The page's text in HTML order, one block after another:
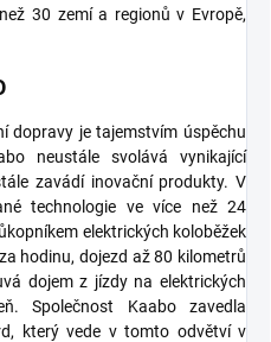
30 zemí a regionů v Evropě,
dopravy je tajemstvím úspěchu
neustále svolává vynikající
zavádí inovační produkty. V
technologie ve více než 24
elektrických koloběžek
hodinu, dojezd až 80 kilometrů
dojem z jízdy na elektrických
Společnost Kaabo zavedla
který vede v tomto odvětví v